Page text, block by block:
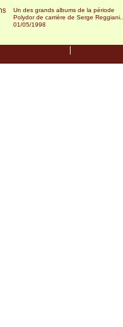
Un des grands albums de la période
Polydor de carrière de Serge Reggiani...
01/05/1998